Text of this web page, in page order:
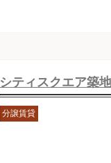
シティスクエア築地
分譲賃貸